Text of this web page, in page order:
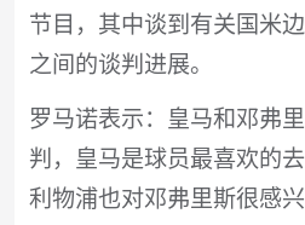
节目，其中谈到有关国米
之间的谈判进展。
罗马诺表示：皇马和邓弗
判，皇马是球员最喜欢的
利物浦也对邓弗里斯很感